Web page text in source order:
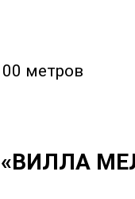
метров